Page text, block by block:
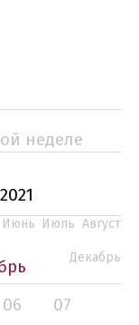
неделе
2021
Июнь Июль Август
Декабрь
06
07